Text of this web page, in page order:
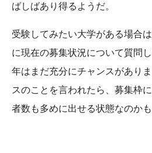
ばしばあり得るようだ。
受験してみたい大学がある場合
に現在の募集状況について質問
年はまだ充分にチャンスがあり
スのことを言われたら、募集枠
者数も多めに出せる状態なのかも